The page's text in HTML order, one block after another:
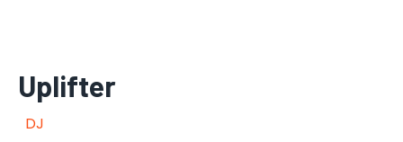
Uplifter
DJ